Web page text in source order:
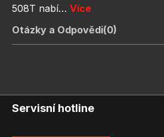
508T nabí… Více
Otázky a Odpovědi(0)
Servisní hotline